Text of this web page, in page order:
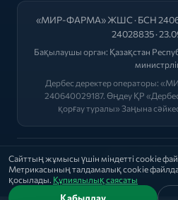
Сайттың жұмысы үшін міндетті cookie
Метрикасының талдамалық cookie
қосылады. Құпиялылық саясаты
«МИР-ФАРМА» ЖШС · БСН
24028835 ·
Бақылаушы орган: Қазақстан
Дербес деректер операторы:
240640029187. Өңдеу ҚР
қорғау туралы» Заңына
2026 © "МИР-
Саясат | Оферта |